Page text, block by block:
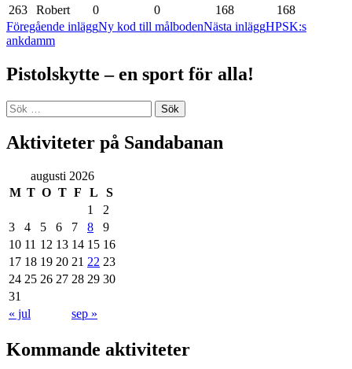
263
Robert 0 0 168 168
Inläggsnavigering
Föregående inläggNy kod till målbodenNästa inläggHPSK:s
ankdamm
Pistolskytte – en sport för alla!
Sök
efter:
Aktiviteter på Sandabanan
augusti 2026
M T O T F L
S
1
2
3
4 5 6 7 8
9
10 11 12 13 14 15 16
17 18 19 20 21 22 23
24 25 26 27 28 29 30
31
« jul
sep »
Kommande aktiviteter